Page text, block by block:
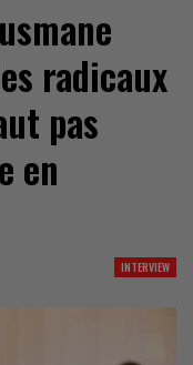
radicaux
pas
en
INTERVIEW